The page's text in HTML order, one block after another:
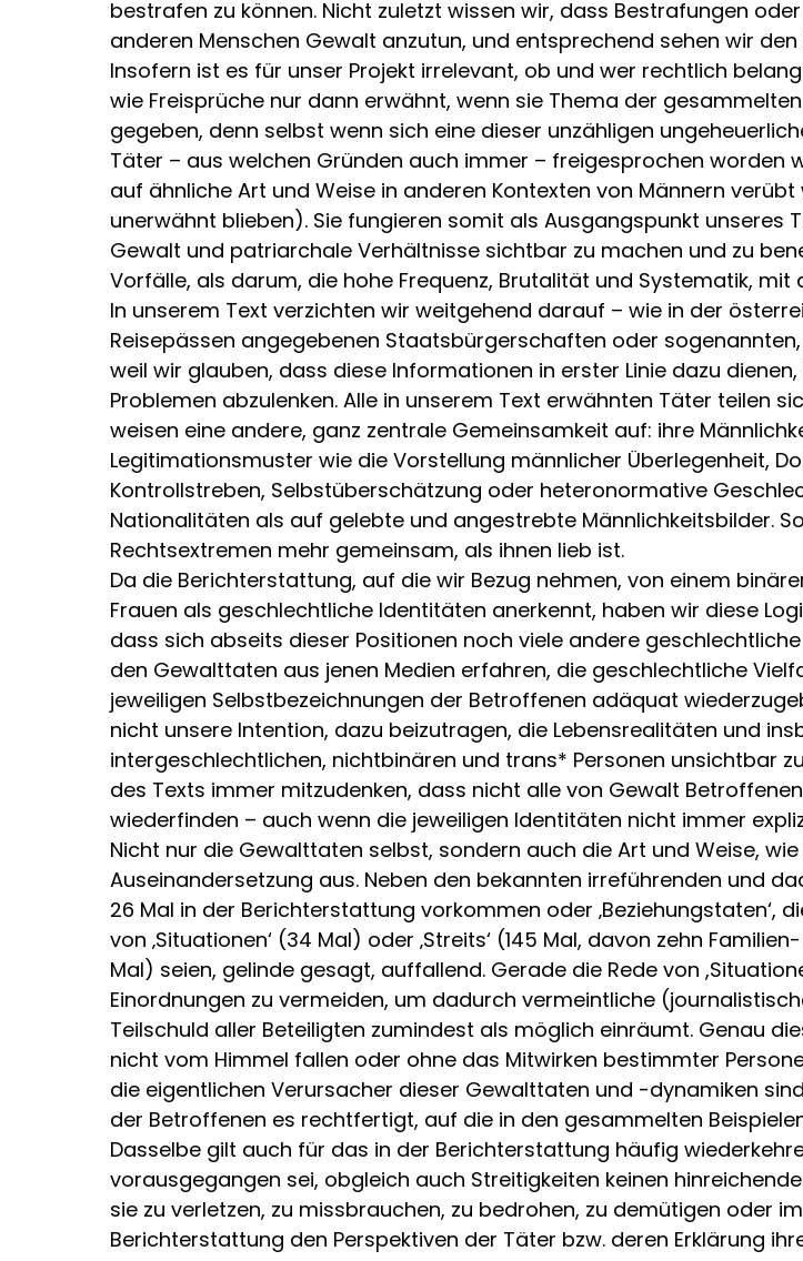
bestrafen zu können. Nicht zuletzt wissen wir, dass Bestrafungen
anderen Menschen Gewalt anzutun, und entsprechend sehen wir
Insofern ist es für unser Projekt irrelevant, ob und wer rechtlich
wie Freisprüche nur dann erwähnt, wenn sie Thema der
gegeben, denn selbst wenn sich eine dieser unzähligen
Täter – aus welchen Gründen auch immer – freigesprochen worden
auf ähnliche Art und Weise in anderen Kontexten von Männern
unerwähnt blieben). Sie fungieren somit als Ausgangspunkt
Gewalt und patriarchale Verhältnisse sichtbar zu machen und zu
Vorfälle, als darum, die hohe Frequenz, Brutalität und Systematik,
In unserem Text verzichten wir weitgehend darauf – wie in der
Reisepässen angegebenen Staatsbürgerschaften oder
weil wir glauben, dass diese Informationen in erster Linie dazu
Problemen abzulenken. Alle in unserem Text erwähnten Täter teilen
weisen eine andere, ganz zentrale Gemeinsamkeit auf: ihre
Legitimationsmuster wie die Vorstellung männlicher Überlegenheit,
Kontrollstreben, Selbstüberschätzung oder heteronormative
Nationalitäten als auf gelebte und angestrebte Männlichkeitsbilder.
Rechtsextremen mehr gemeinsam, als ihnen lieb ist.
Da die Berichterstattung, auf die wir Bezug nehmen, von einem
Frauen als geschlechtliche Identitäten anerkennt, haben wir diese
dass sich abseits dieser Positionen noch viele andere
den Gewalttaten aus jenen Medien erfahren, die geschlechtliche
jeweiligen Selbstbezeichnungen der Betroffenen adäquat
nicht unsere Intention, dazu beizutragen, die Lebensrealitäten und
intergeschlechtlichen, nichtbinären und trans* Personen unsichtbar
des Texts immer mitzudenken, dass nicht alle von Gewalt
wiederfinden – auch wenn die jeweiligen Identitäten nicht immer
Nicht nur die Gewalttaten selbst, sondern auch die Art und Weise,
Auseinandersetzung aus. Neben den bekannten irreführenden und
26 Mal in der Berichterstattung vorkommen oder
von ‚Situationen‘ (34 Mal) oder ‚Streits‘ (145 Mal, davon zehn
Mal) seien, gelinde gesagt, auffallend. Gerade die Rede von
Einordnungen zu vermeiden, um dadurch vermeintliche
Teilschuld aller Beteiligten zumindest als möglich einräumt. Genau
nicht vom Himmel fallen oder ohne das Mitwirken bestimmter
die eigentlichen Verursacher dieser Gewalttaten und -dynamiken
der Betroffenen es rechtfertigt, auf die in den gesammelten
Dasselbe gilt auch für das in der Berichterstattung häufig
vorausgegangen sei, obgleich auch Streitigkeiten keinen
sie zu verletzen, zu missbrauchen, zu bedrohen, zu demütigen oder
Berichterstattung den Perspektiven der Täter bzw. deren Erklärung